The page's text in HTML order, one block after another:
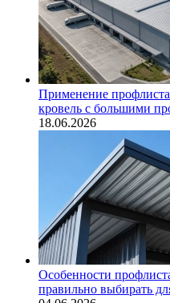
Применение
кровель с большими
18.06.2026
Особенности
правильно выбирать